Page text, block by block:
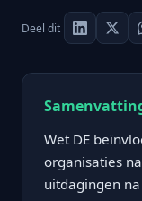
Deel dit
Wet DE
organisaties
uitdagingen